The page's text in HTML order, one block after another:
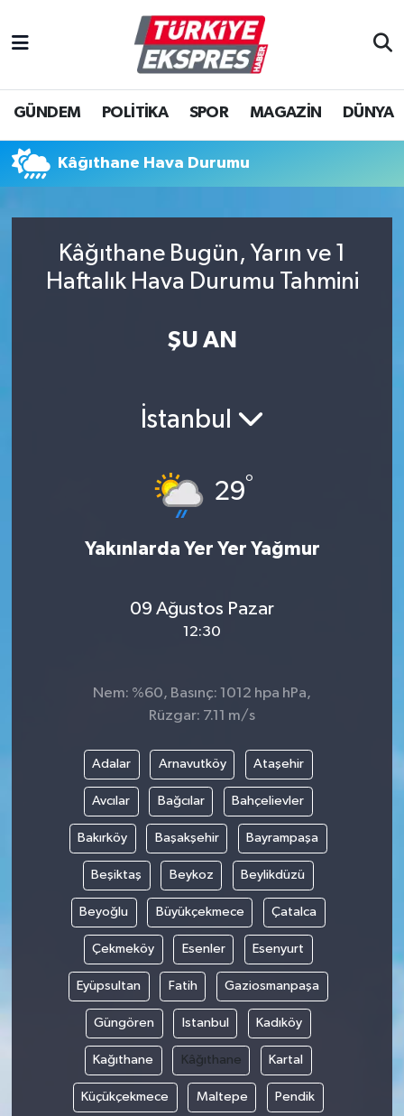
GÜNDEM POLİTİKA SPOR MAGAZİN DÜNYA
Kâğıthane Hava Durumu
Kâğıthane Bugün, Yarın ve 1
Haftalık Hava Durumu Tahmini
ŞU AN
İstanbul
29°
Yakınlarda Yer Yer Yağmur
09 Ağustos Pazar
12:30
Nem: %60, Basınç: 1012 hpa hPa,
Rüzgar: 7.11 m/s
Adalar Arnavutköy Ataşehir
Avcılar Bağcılar Bahçelievler
Bakırköy Başakşehir Bayrampaşa
Beşiktaş Beykoz Beylikdüzü
Beyoğlu Büyükçekmece Çatalca
Çekmeköy Esenler Esenyurt
Eyüpsultan Fatih Gaziosmanpaşa
Güngören Istanbul Kadıköy
Kağıthane Kâğıthane Kartal
Küçükçekmece Maltepe Pendik
İstanbul Nöbetçi Eczaneler
İstanbul Hava Durumu
İstanbul Namaz Vakitleri
Süper Lig Puan Durumu ve Fikstür
Son Dakika Haberleri